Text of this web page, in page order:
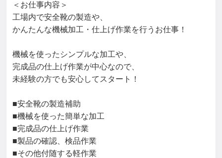
＜お仕事内容＞
工場内で安全靴の製造や、
かんたんな機械加工・仕上げ作業を行うお仕事！
機械を使ったシンプルな加工や、
完成品の仕上げ作業が中心なので、
未経験の方でも安心してスタート！
■安全靴の製造補助
■機械を使った簡単な加工
■完成品の仕上げ作業
■製品の確認、検品作業
■その他付随する軽作業